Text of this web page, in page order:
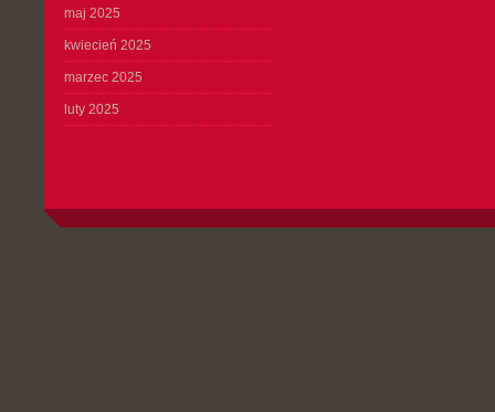
maj 2025
kwiecień 2025
marzec 2025
luty 2025